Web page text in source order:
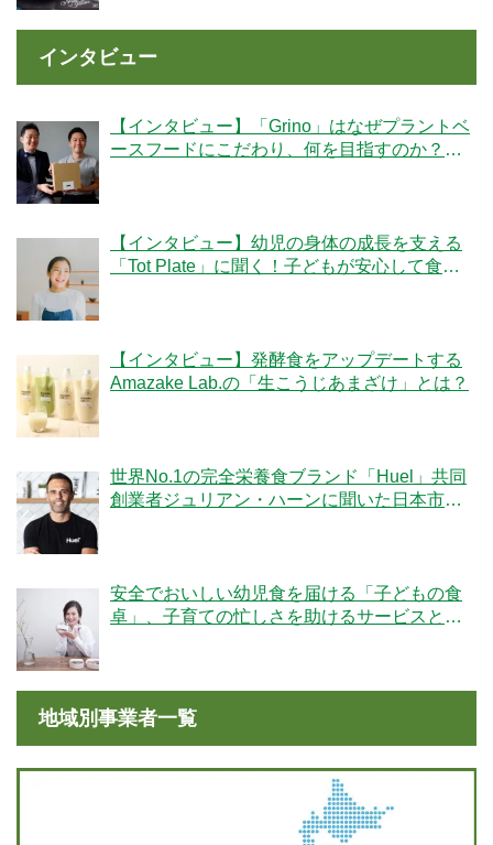
インタビュー
【インタビュー】「Grino」はなぜプラントベ
ースフードにこだわり、何を目指すのか？創
【インタビュー】幼児の身体の成長を支える
「Tot Plate」に聞く！子どもが安心して食べ
【インタビュー】発酵食をアップデートする
Amazake Lab.の「生こうじあまざけ」とは？
世界No.1の完全栄養食ブランド「Huel」共同
創業者ジュリアン・ハーンに聞いた日本市場
安全でおいしい幼児食を届ける「子どもの食
卓」、子育ての忙しさを助けるサービスと
地域別事業者一覧